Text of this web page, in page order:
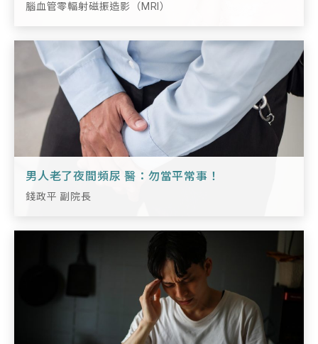
腦血管零輻射磁振造影（MRI）
男人老了夜間頻尿 醫：勿當平常事！
錢政平 副院長